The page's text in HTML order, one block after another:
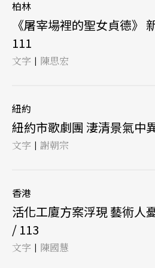
柏林
《屠宰場裡的聖女貞德》
111
文字 | 陳思宏
紐約
紐約市歌劇團 淒清景氣中
文字 | 謝朝宗
香港
活化工廈方案浮現 藝術人
/ 113
文字 | 陳國慧